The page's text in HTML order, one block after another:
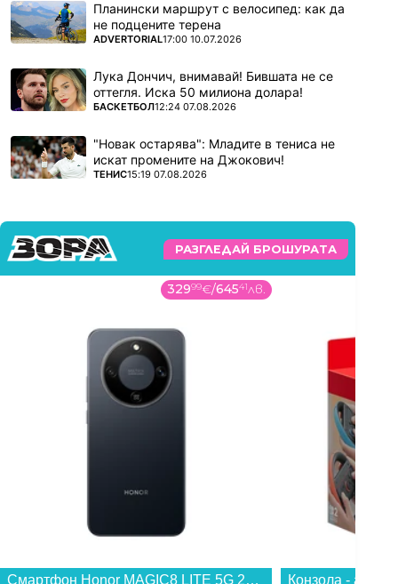
Планински маршрут с велосипед: как да
не подцените терена
ПОВЕЧЕ ОТ
ADVERTORIAL17:00 10.07.2026
Лука Дончич, внимавай! Бившата не се
оттегля. Иска 50 милиона долара!
ПОВЕЧЕ ОТ
БАСКЕТБОЛ12:24 07.08.2026
"Новак остарява": Младите в тениса не
искат промените на Джокович!
ПОВЕЧЕ ОТ
ТЕНИС15:19 07.08.2026
РАЗГЛЕДАЙ БРОШУРАТА
32999€/64541лв.